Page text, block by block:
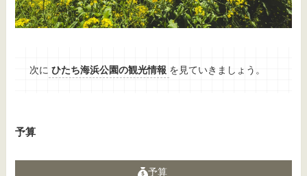
次に ひたち海浜公園の観光情報 を見ていきましょう。
予算
予算